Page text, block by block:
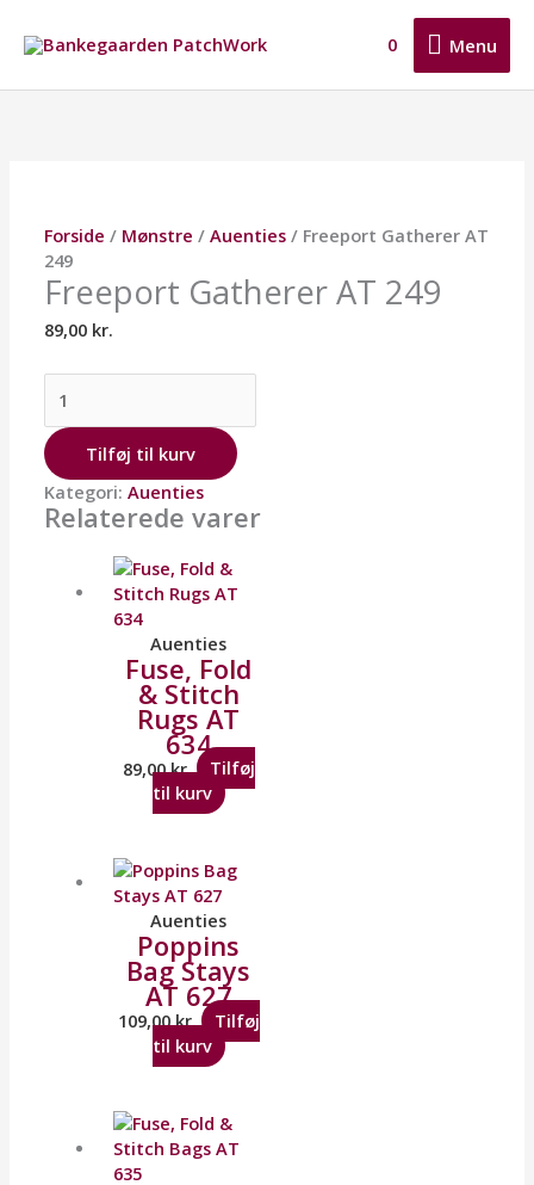
indholdet
Menu
Menu
0
Forside / Mønstre /Auenties / Freeport Gatherer AT
249
Freeport Gatherer AT 249
89,00 kr.
Tilføj til kurv
Kategori:Auenties
Relaterede varer
Auenties
Fuse, Fold
& Stitch
Rugs AT
634
89,00kr.
Tilføj
til kurv
Auenties
Poppins
Bag Stays
AT 627
109,00kr.
Tilføj
til kurv